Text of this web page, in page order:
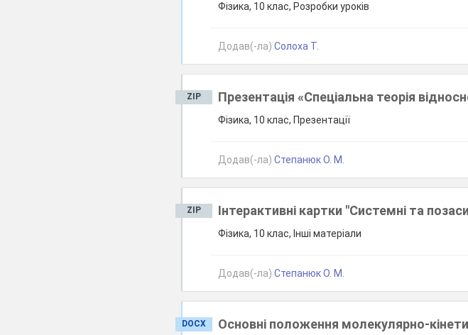
Фізика, 10 клас, Розробки уроків
Додав(-ла)Солоха Т.
ZIP Презентація «Спеціальна теорія
Фізика, 10 клас, Презентації
Додав(-ла)Степанюк О. М.
ZIP Інтерактивні картки "Системні та
Фізика, 10 клас, Інші матеріали
Додав(-ла)Степанюк О. М.
DOCX Основні положення молекулярно-